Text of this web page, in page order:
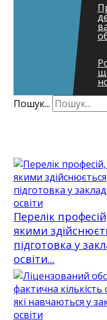
Пошук...
Перелік
якими
підготовка у
освіти...